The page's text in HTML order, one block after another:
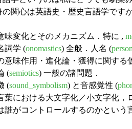
の関心は英語史・歴史言語学です
変化とそのメカニズム．特に ,
詞学 (onomastics) 全般．人名 (
味作用・進化論・獲得に関する
(semiotics) 一般の諸問題．
(sound_symbolism) と音感覚性 (
における大文字化／小文字化，
がコントロールするのかという